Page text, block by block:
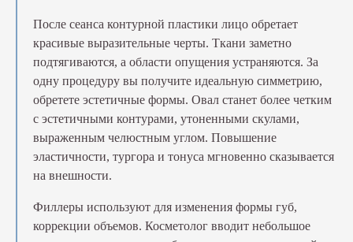
После сеанса контурной пластики лицо обретает
красивые выразительные черты. Ткани заметно
подтягиваются, а области опущения устраняются. За
одну процедуру вы получите идеальную симметрию,
обретете эстетичные формы. Овал станет более четким
с эстетичными контурами, утоненными скулами,
выраженным челюстным углом. Повышение
эластичности, тургора и тонуса мгновенно сказывается
на внешности.
Филлеры используют для изменения формы губ,
коррекции объемов. Косметолог вводит небольшое